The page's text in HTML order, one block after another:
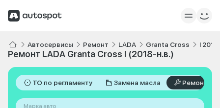
Автосервисы Ремонт LADA Granta Cross I
Ремонт LADA Granta Cross I (2018-н.в.)
ТО по регламенту Замена масла Ремонт
Марка авто